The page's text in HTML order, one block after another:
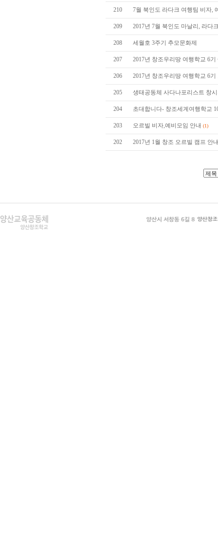
210 7월 북인도 라다크 여행팀 비자,
209 2017년 7월 북인도 마날리, 라다
208 세월호 3주기 추모문화제
207 2017년 창조우리땅 여행학교 6
206 2017년 창조우리땅 여행학교 6기
205 생태공동체 사다나포리스트 창
204 초대합니다- 창조세계여행학교
203 오르빌 비자,예비모임 안내 (1)
202 2017년 1월 창조 오르빌 캠프 안